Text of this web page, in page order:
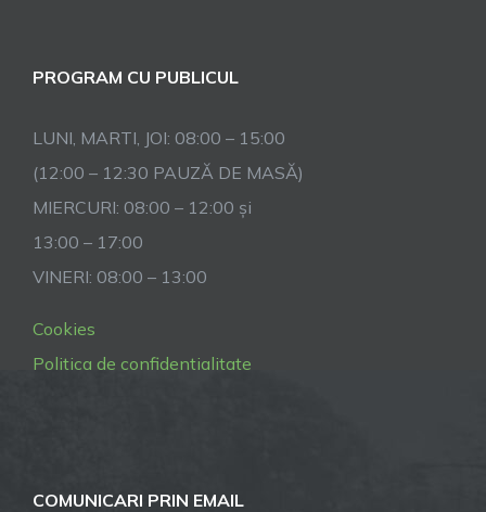
PROGRAM CU PUBLICUL
LUNI, MARTI, JOI: 08:00 – 15:00
(12:00 – 12:30 PAUZĂ DE MASĂ)
MIERCURI: 08:00 – 12:00 și
13:00 – 17:00
VINERI: 08:00 – 13:00
Cookies
Politica de confidentialitate
COMUNICARI PRIN EMAIL